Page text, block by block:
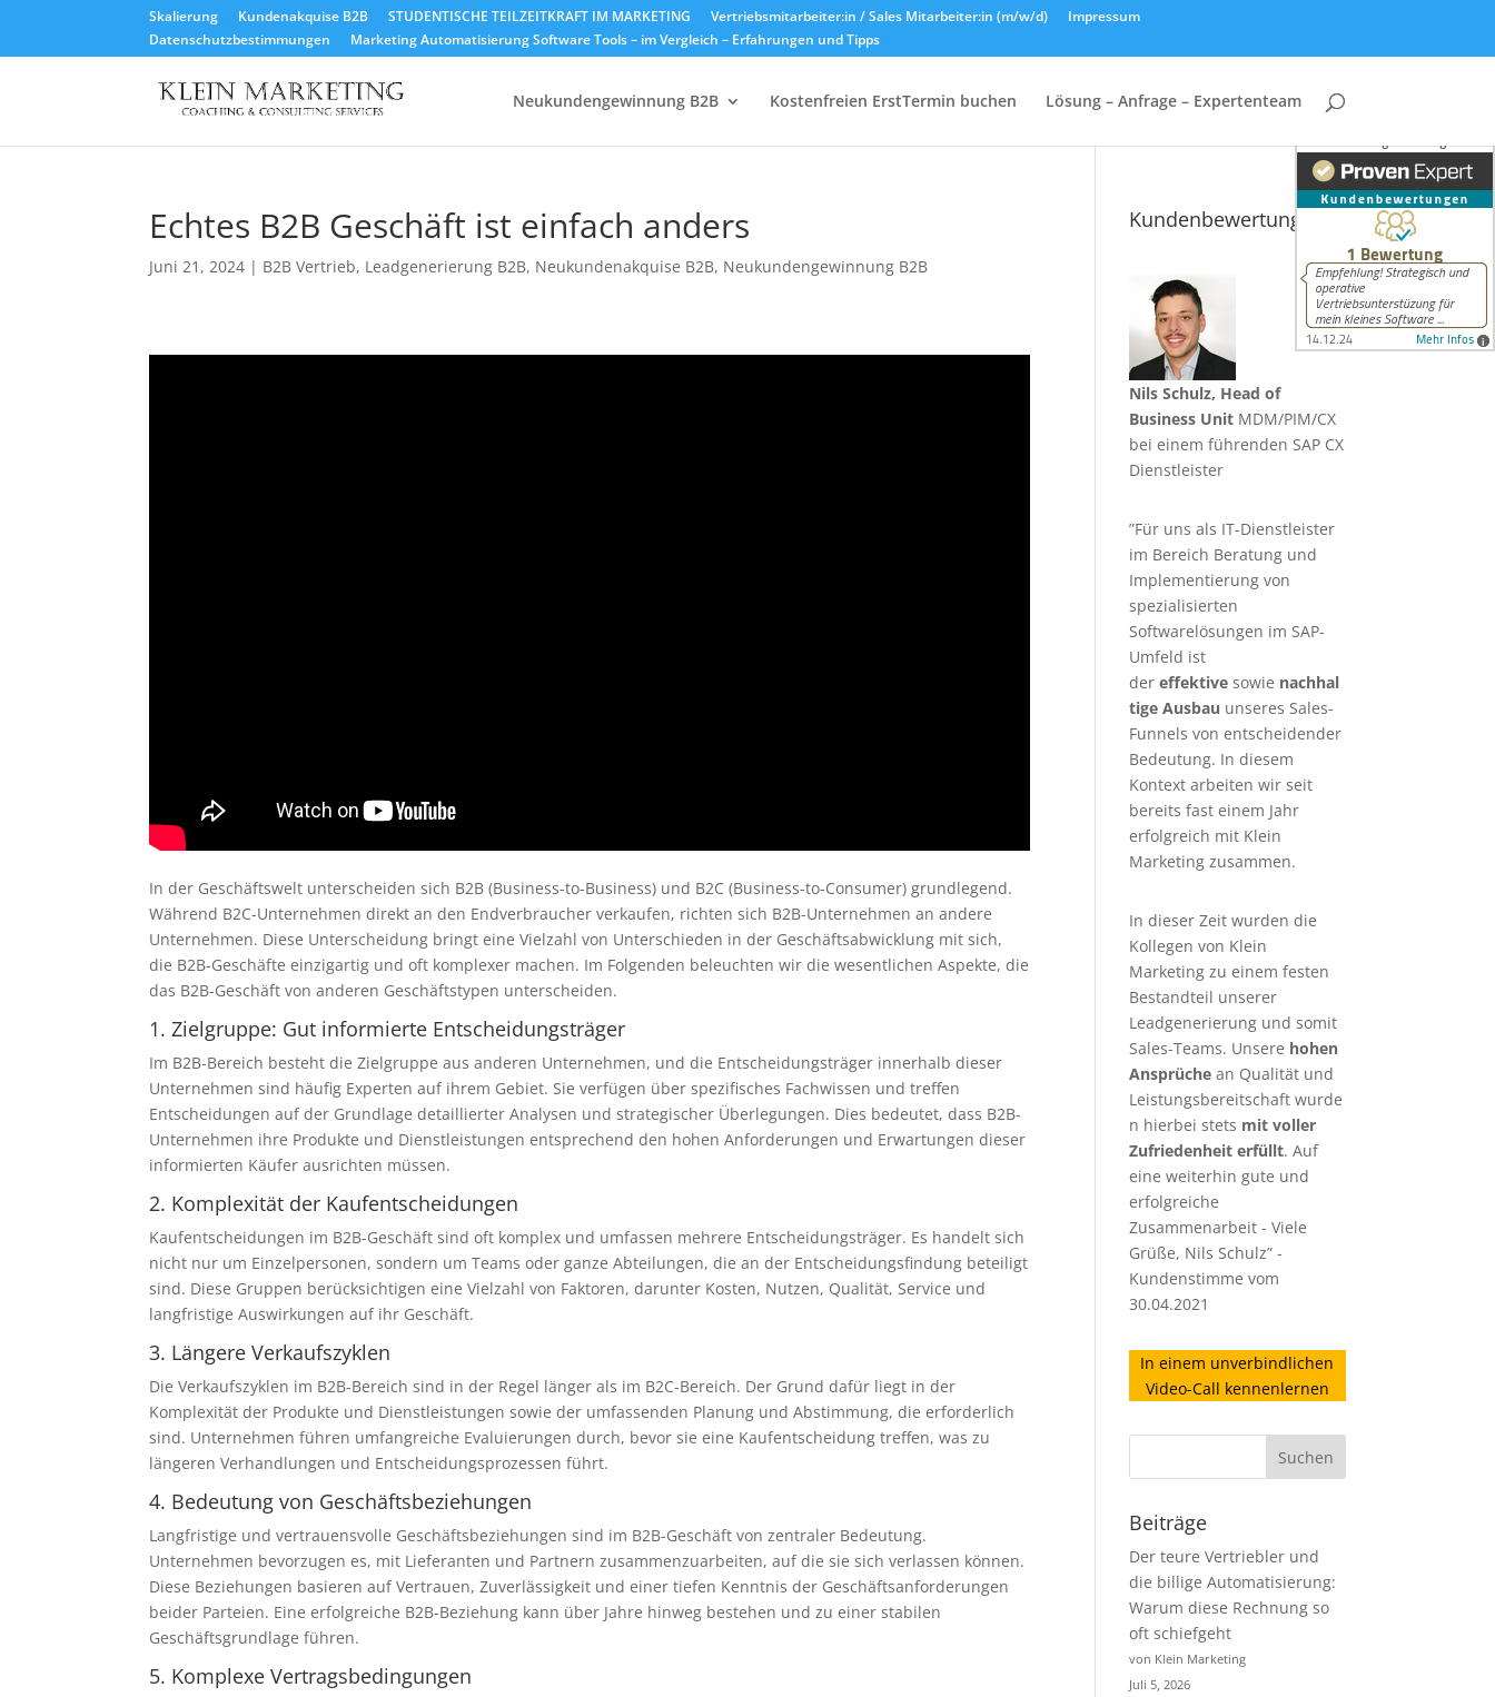
Skalierung Kundenakquise B2B STUDENTISCHE TEILZEITKRAFT IM MARKETING Vertriebsmitarbeiter:in / Sales Mitarbeiter:in (m/w/d)
Impressum
Datenschutzbestimmungen
Marketing Automatisierung Software Tools – im Vergleich – Erfahrungen und Tipps
Neukundengewinnung B2B Kostenfreien ErstTermin buchen Lösung – Anfrage – Expertenteam
Echtes B2B Geschäft ist einfach anders
Juni 21, 2024 | B2B Vertrieb, Leadgenerierung B2B, Neukundenakquise B2B, Neukundengewinnung B2B
In der Geschäftswelt unterscheiden sich B2B (Business-to-Business) und B2C (Business-to-Consumer) grundlegend.
Während B2C-Unternehmen direkt an den Endverbraucher verkaufen, richten sich B2B-Unternehmen an andere
Unternehmen. Diese Unterscheidung bringt eine Vielzahl von Unterschieden in der Geschäftsabwicklung mit sich,
die B2B-Geschäfte einzigartig und oft komplexer machen. Im Folgenden beleuchten wir die wesentlichen Aspekte, die
das B2B-Geschäft von anderen Geschäftstypen unterscheiden.
1. Zielgruppe: Gut informierte Entscheidungsträger
Im B2B-Bereich besteht die Zielgruppe aus anderen Unternehmen, und die Entscheidungsträger innerhalb dieser
Unternehmen sind häufig Experten auf ihrem Gebiet. Sie verfügen über spezifisches Fachwissen und treffen
Entscheidungen auf der Grundlage detaillierter Analysen und strategischer Überlegungen. Dies bedeutet, dass B2B-
Unternehmen ihre Produkte und Dienstleistungen entsprechend den hohen Anforderungen und Erwartungen dieser
informierten Käufer ausrichten müssen.
2. Komplexität der Kaufentscheidungen
Kaufentscheidungen im B2B-Geschäft sind oft komplex und umfassen mehrere Entscheidungsträger. Es handelt sich
nicht nur um Einzelpersonen, sondern um Teams oder ganze Abteilungen, die an der Entscheidungsfindung beteiligt
sind. Diese Gruppen berücksichtigen eine Vielzahl von Faktoren, darunter Kosten, Nutzen, Qualität, Service und
langfristige Auswirkungen auf ihr Geschäft.
3. Längere Verkaufszyklen
Die Verkaufszyklen im B2B-Bereich sind in der Regel länger als im B2C-Bereich. Der Grund dafür liegt in der
Komplexität der Produkte und Dienstleistungen sowie der umfassenden Planung und Abstimmung, die erforderlich
sind. Unternehmen führen umfangreiche Evaluierungen durch, bevor sie eine Kaufentscheidung treffen, was zu
längeren Verhandlungen und Entscheidungsprozessen führt.
4. Bedeutung von Geschäftsbeziehungen
Langfristige und vertrauensvolle Geschäftsbeziehungen sind im B2B-Geschäft von zentraler Bedeutung.
Unternehmen bevorzugen es, mit Lieferanten und Partnern zusammenzuarbeiten, auf die sie sich verlassen können.
Diese Beziehungen basieren auf Vertrauen, Zuverlässigkeit und einer tiefen Kenntnis der Geschäftsanforderungen
beider Parteien. Eine erfolgreiche B2B-Beziehung kann über Jahre hinweg bestehen und zu einer stabilen
Geschäftsgrundlage führen.
5. Komplexe Vertragsbedingungen
Kundenbewertungen
Nils Schulz, Head of
Business Unit MDM/PIM/CX
bei einem führenden SAP CX
Dienstleister
”Für uns als IT-Dienstleister
im Bereich Beratung und
Implementierung von
spezialisierten
Softwarelösungen im SAP-
Umfeld ist
dereffektivesowie nachhal
tige Ausbau unseres Sales-
Funnels von entscheidender
Bedeutung. In diesem
Kontext arbeiten wir seit
bereits fast einem Jahr
erfolgreich mit Klein
Marketing zusammen.
In dieser Zeit wurden die
Kollegen von Klein
Marketing zu einem festen
Bestandteil unserer
Leadgenerierung und somit
Sales-Teams. Unsere hohen
Ansprüche an Qualität und
Leistungsbereitschaft wurde
n hierbei stets mit voller
Zufriedenheit erfüllt. Auf
eine weiterhin gute und
erfolgreiche
Zusammenarbeit - Viele
Grüße, Nils Schulz” -
Kundenstimme vom
30.04.2021
In einem unverbindlichen
Video-Call kennenlernen
Beiträge
Der teure Vertriebler und
die billige Automatisierung:
Warum diese Rechnung so
oft schiefgeht
von Klein Marketing
Juli 5, 2026